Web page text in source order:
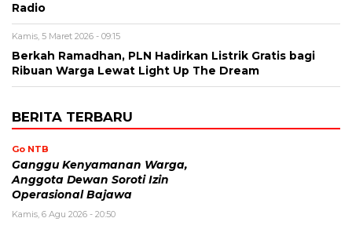
Radio
Kamis, 5 Maret 2026 - 09:15
Berkah Ramadhan, PLN Hadirkan Listrik Gratis bagi
Ribuan Warga Lewat Light Up The Dream
BERITA TERBARU
Go NTB
Ganggu Kenyamanan Warga,
Anggota Dewan Soroti Izin
Operasional Bajawa
Kamis, 6 Agu 2026 - 20:50